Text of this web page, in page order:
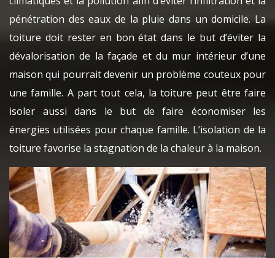
pénétration des eaux de la pluie dans un domicile. La
toiture doit rester en bon état dans le but d’éviter la
dévalorisation de la façade et du mur intérieur d’une
maison qui pourrait devenir un problème couteux pour
une famille. A part tout cela, la toiture peut être faire
isoler aussi dans le but de faire économiser les
énergies utilisées pour chaque famille. L’isolation de la
toiture favorise la stagnation de la chaleur à la maison.